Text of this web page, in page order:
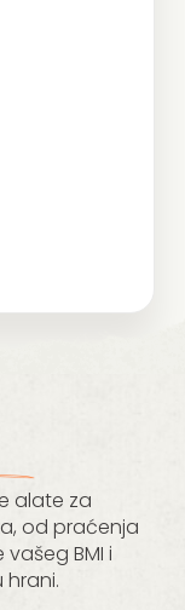
alate za
od praćenja
BMI i